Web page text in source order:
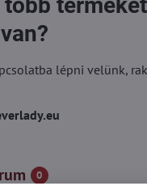
lépni velünk,
0